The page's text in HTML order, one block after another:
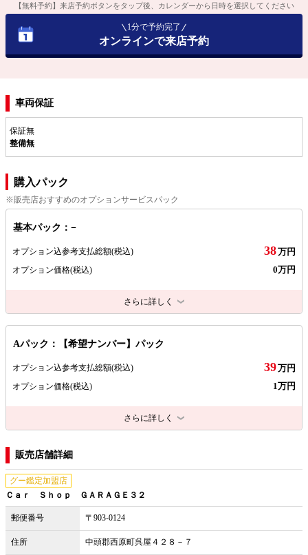
【無料予約】来店予約ボタンをタップ後、カレンダーから日時を選択してください
1分で予約完了
オンラインで来店予約
車両保証
保証無
整備無
購入パック
※販売店おすすめのオプションサービスパック
基本パック：−
オプション込参考支払総額(税込) 38万円
オプション価格(税込) 0万円
さらに詳しく
Aパック：【希望ナンバー】パック
オプション込参考支払総額(税込) 39万円
オプション価格(税込) 1万円
さらに詳しく
販売店舗詳細
グー鑑定加盟店
Ｃａｒ Ｓｈｏｐ ＧＡＲＡＧＥ３２
郵便番号 〒903-0124
住所 中頭郡西原町呉屋４２８－７